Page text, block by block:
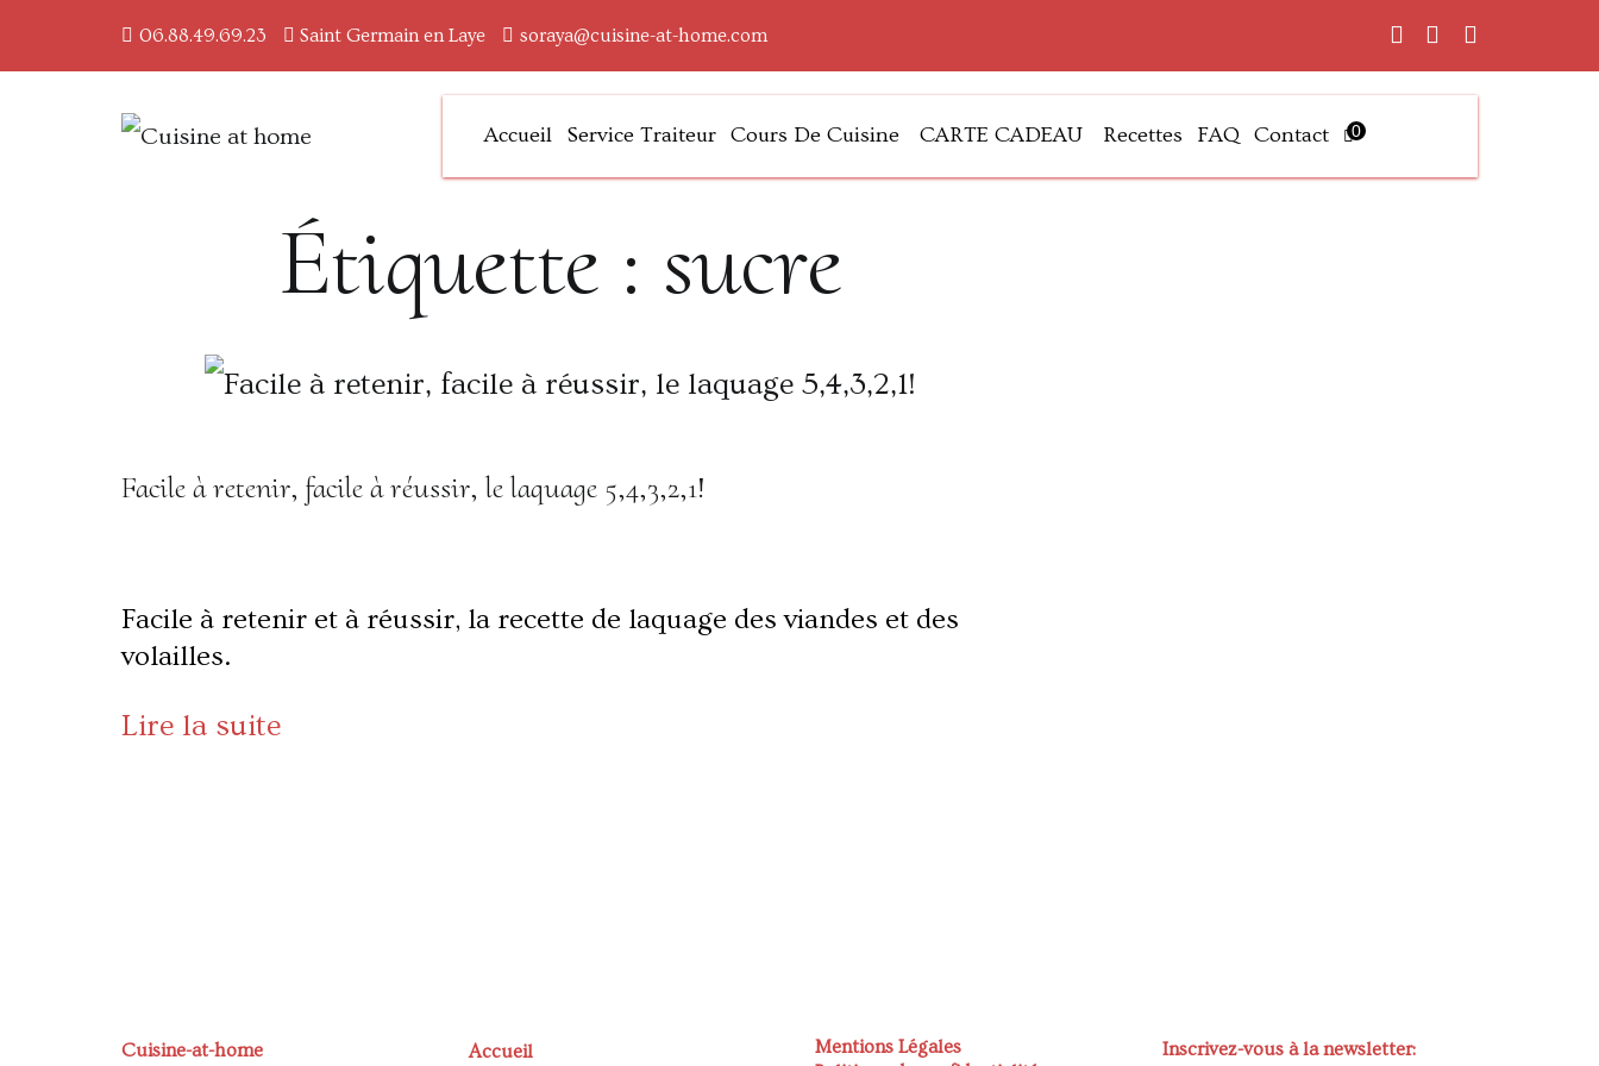
06.88.49.69.23 Saint Germain en Laye soraya@cuisine-at-home.com
Des saveurs made in ailleurs
Accueil Service Traiteur Cours De Cuisine CARTE CADEAU Recettes FAQ Contact 0
Étiquette : sucre
Facile à retenir, facile à réussir, le laquage 5,4,3,2,1!
Facile à retenir et à réussir, la recette de laquage des viandes et des
volailles.
Lire la suite
Cuisine-at-home
Accueil
Mentions Légales
Inscrivez-vous à la newsletter: